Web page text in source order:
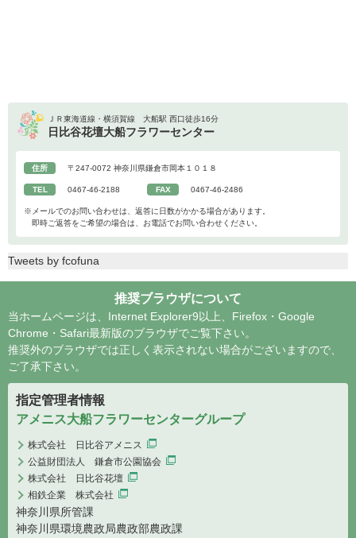
ＪＲ東海道線・横須賀線 大船駅 西口徒歩16分
日比谷花壇大船フラワーセンター
住所 〒247-0072 神奈川県鎌倉市岡本１０１８
TEL 0467-46-2188 FAX 0467-46-2486
※メールでのお問い合わせは、返答に日数がかかる場合があります。
即時ご返答をご希望の場合は、お電話でお問い合わせください。
Tweets by fcofuna
推奨ブラウザについて
当ホームページは、Internet Explorer9以上、Firefox・Google
Chrome・Safari最新版のブラウザでご覧下さい。
推奨外のブラウザでは正しく表示されない場合がございますので、
ご了承下さい。
指定管理者情報
アメニス大船フラワーセンターグループ
株式会社 日比谷アメニス
公益財団法人 鎌倉市公園協会
株式会社 日比谷花壇
相鉄企業 株式会社
神奈川県所管課
神奈川県環境農政局農政部農政課